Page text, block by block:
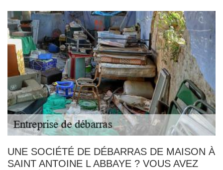
UNE SOCIÉTÉ DE DÉBARRAS DE MAISON À
SAINT ANTOINE L ABBAYE ? VOUS AVEZ